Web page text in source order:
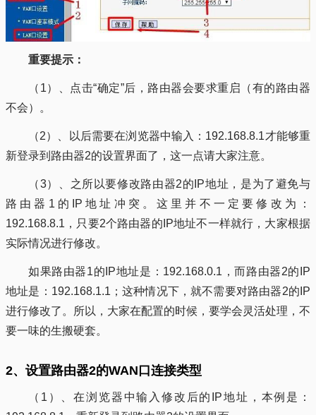
重要提示：
（1）、点击“确定”后，路由器会要求重启（有的路由器
不会）。
（2）、以后需要在浏览器中输入：192.168.8.1才能够重
新登录到路由器2的设置界面了，这一点请大家注意。
（3）、之所以要修改路由器2的IP地址，是为了避免与
路由器1的IP地址冲突。这里并不一定要修改为：
192.168.8.1，只要2个路由器的IP地址不一样就行，大家根据
实际情况进行修改。
如果路由器1的IP地址是：192.168.0.1，而路由器2的IP
地址是：192.168.1.1；这种情况下，就不需要对路由器2的IP
进行修改了。所以，大家在配置的时候，要学会灵活处理，不
要一味的生搬硬套。
2、设置路由器2的WAN口连接类型
（1）、在浏览器中输入修改后的IP地址，本例是：